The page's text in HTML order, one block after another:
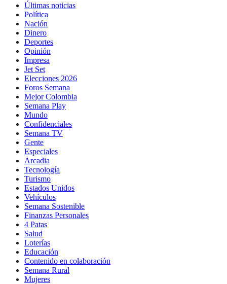
Últimas noticias
Política
Nación
Dinero
Deportes
Opinión
Impresa
Jet Set
Elecciones 2026
Foros Semana
Mejor Colombia
Semana Play
Mundo
Confidenciales
Semana TV
Gente
Especiales
Arcadia
Tecnología
Turismo
Estados Unidos
Vehículos
Semana Sostenible
Finanzas Personales
4 Patas
Salud
Loterías
Educación
Contenido en colaboración
Semana Rural
Mujeres